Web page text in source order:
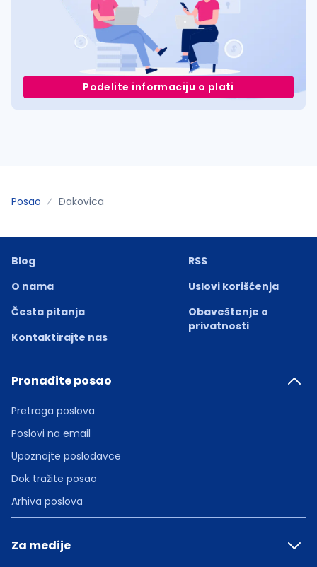
Podelite informaciju o plati
Posao Ðakovica
Blog
O nama
Česta pitanja
Kontaktirajte nas
RSS
Uslovi korišćenja
Obaveštenje o
privatnosti
Pronađite posao
Pretraga poslova
Poslovi na email
Upoznajte poslodavce
Dok tražite posao
Arhiva poslova
Za medije